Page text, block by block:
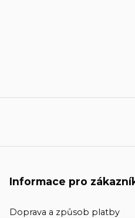
Informace pro
Doprava a způsob platby